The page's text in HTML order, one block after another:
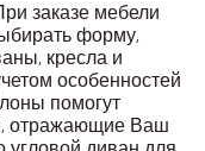
заказе мебели
форму,
кресла и
особенностей
помогут
отражающие Ваш